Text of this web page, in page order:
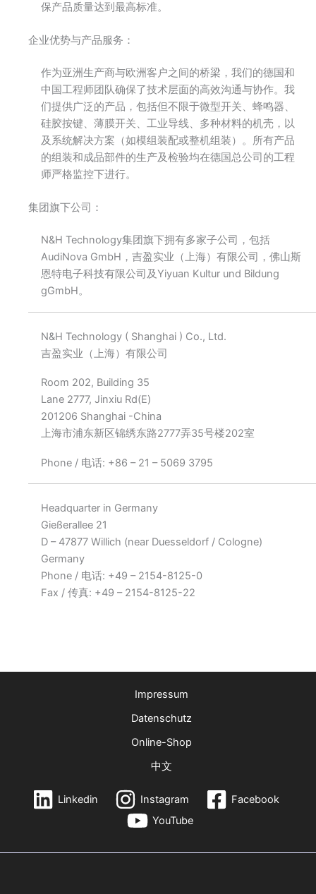
保产品质量达到最高标准。
企业优势与产品服务：
作为亚洲生产商与欧洲客户之间的桥梁，我们的德国和
中国工程师团队确保了技术层面的高效沟通与协作。我
们提供广泛的产品，包括但不限于微型开关、蜂鸣器、
硅胶按键、薄膜开关、工业导线、多种材料的机壳，以
及系统解决方案（如模组装配或整机组装）。所有产品
的组装和成品部件的生产及检验均在德国总公司的工程
师严格监控下进行。
集团旗下公司：
N&H Technology集团旗下拥有多家子公司，包括
AudiNova GmbH，吉盈实业（上海）有限公司，佛山斯
恩特电子科技有限公司及Yiyuan Kultur und Bildung
gGmbH。
N&H Technology ( Shanghai ) Co., Ltd.
吉盈实业（上海）有限公司
Room 202, Building 35
Lane 2777, Jinxiu Rd(E)
201206 Shanghai -China
上海市浦东新区锦绣东路2777弄35号楼202室
Phone / 电话: +86 – 21 – 5069 3795
Headquarter in Germany
Gießerallee 21
D – 47877 Willich (near Duesseldorf / Cologne)
Germany
Phone / 电话: +49 – 2154-8125-0
Fax / 传真: +49 – 2154-8125-22
Impressum
Datenschutz
Online-Shop
中文
Linkedin Instagram
Facebook
YouTube